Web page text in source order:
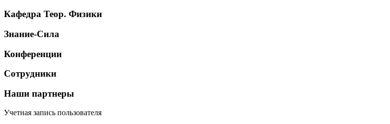
Кафедра Теор. Физики
Знание-Сила
Конференции
Сотрудники
Наши партнеры
Учетная запись пользователя